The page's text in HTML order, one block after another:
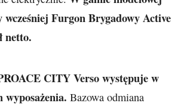
wcześniej Furgon Brygadowy Active
netto.
CITY Verso występuje w
Bazowa odmiana